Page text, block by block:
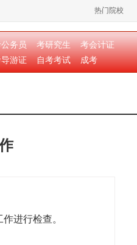
热门院校
务员 考研究生
考会计证
游证 自考考试 成考
进行检查。